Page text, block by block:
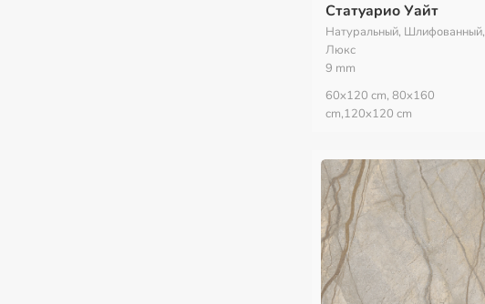
Статуарио Уайт
Натуральный, Шлифованный,
Люкс
9 mm
60x120 cm, 80x160
cm,120x120 cm